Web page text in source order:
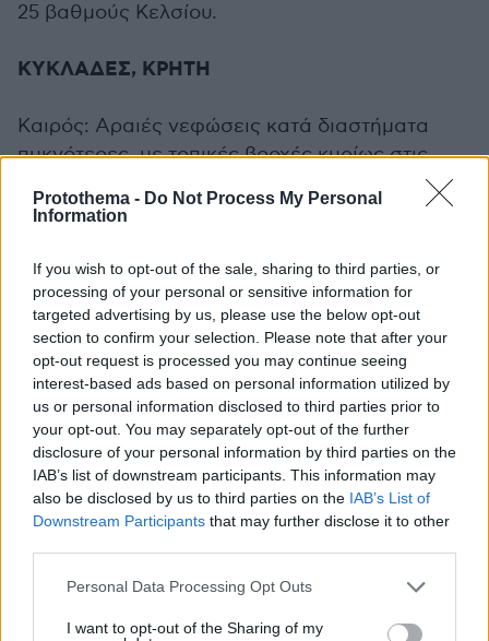
Protothema - Do Not Process My Personal
Information
If you wish to opt-out of the sale, sharing to third parties, or
processing of your personal or sensitive information for
targeted advertising by us, please use the below opt-out
section to confirm your selection. Please note that after your
opt-out request is processed you may continue seeing
interest-based ads based on personal information utilized by
us or personal information disclosed to third parties prior to
your opt-out. You may separately opt-out of the further
disclosure of your personal information by third parties on the
IAB’s list of downstream participants. This information may
also be disclosed by us to third parties on the IAB’s List of
Downstream Participants that may further disclose it to other
Please note that this website/app uses one or more Google
not limited to your visit or usage behaviour. You may click to
Personal Data Processing Opt Outs
I want to opt-out of the Sharing of my
25 βαθμούς Κελσίου.
ΚΥΚΛΑΔΕΣ, ΚΡΗΤΗ
Καιρός: Αραιές νεφώσεις κατά διαστήματα
πυκνότερες, με τοπικές βροχές κυρίως στις
Ανεμοι: Έως και τις πρωινές ώρες ανατολικοί
νοτιοδυτικοί 3 με 5 μποφόρ. Στη συνέχεια
ανατολικοί νοτιοανατολικοί 6 με 7, βαθμιαία
τοπικά έως 8 μποφόρ.
Θερμοκρασία: Από 16 έως 24 και στην Κρήτη
έως 26 με 28 βαθμούς Κελσίου.
ΝΗΣΙΑ ΑΝΑΤΟΛΙΚΟΥ ΑΙΓΑΙΟΥ -
ΔΩΔΕΚΑΝΗΣΑ
Καιρός: Αραιές νεφώσεις κατά διαστήματα
πυκνότερες, με λίγες τοπικές βροχές μικρής
διάρκειας.